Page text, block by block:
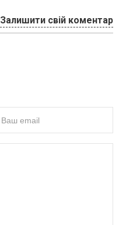
Залишити свій коментар